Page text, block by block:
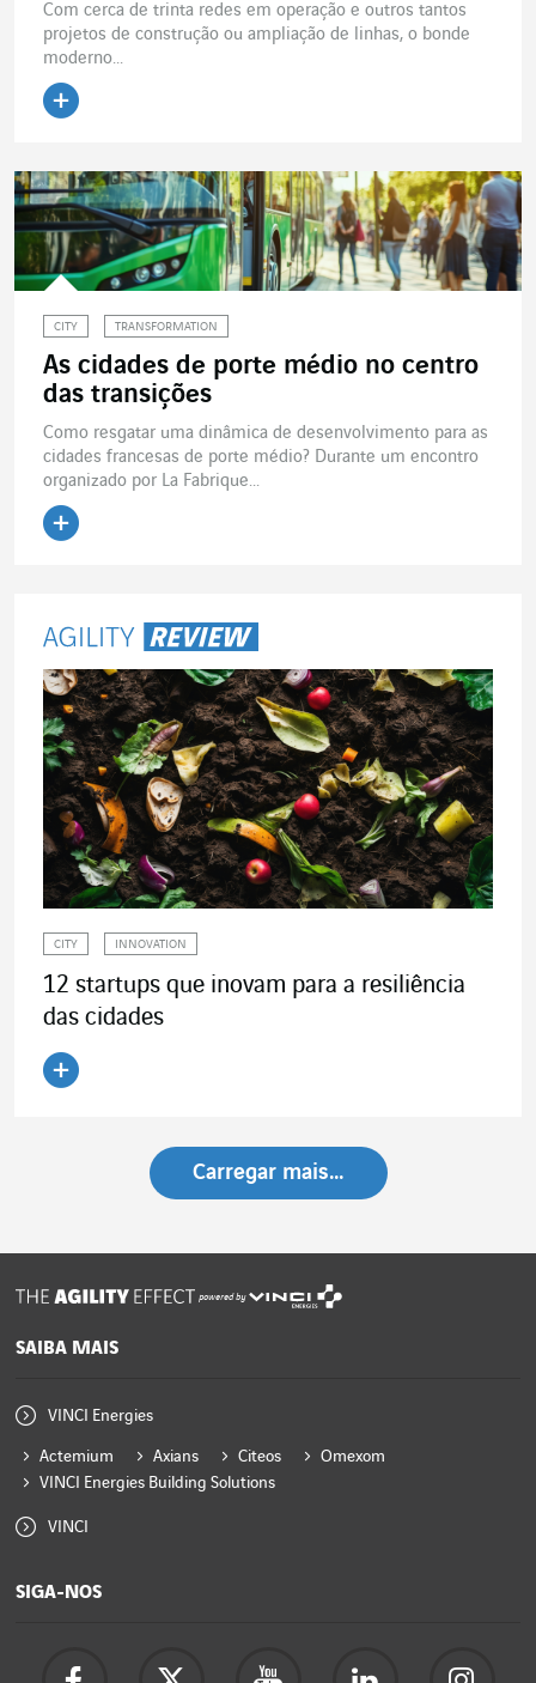
Com cerca de trinta redes em operação e outros tantos
projetos de construção ou ampliação de linhas, o bonde
moderno...
CITY TRANSFORMATION
As cidades de porte médio no centro
das transições
Como resgatar uma dinâmica de desenvolvimento para as
cidades francesas de porte médio? Durante um encontro
organizado por La Fabrique...
CITY INNOVATION
12 startups que inovam para a resiliência
das cidades
Carregar mais…
powered by
SAIBA MAIS
VINCI Energies
Actemium Axians Citeos
Omexom
VINCI Energies Building Solutions
VINCI
SIGA-NOS